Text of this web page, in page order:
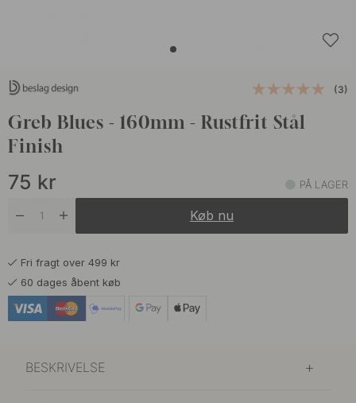
(3)
Greb Blues - 160mm - Rustfrit Stål
Finish
75 kr PÅ LAGER
Køb nu
Fri fragt over 499 kr
60 dages åbent køb
BESKRIVELSE